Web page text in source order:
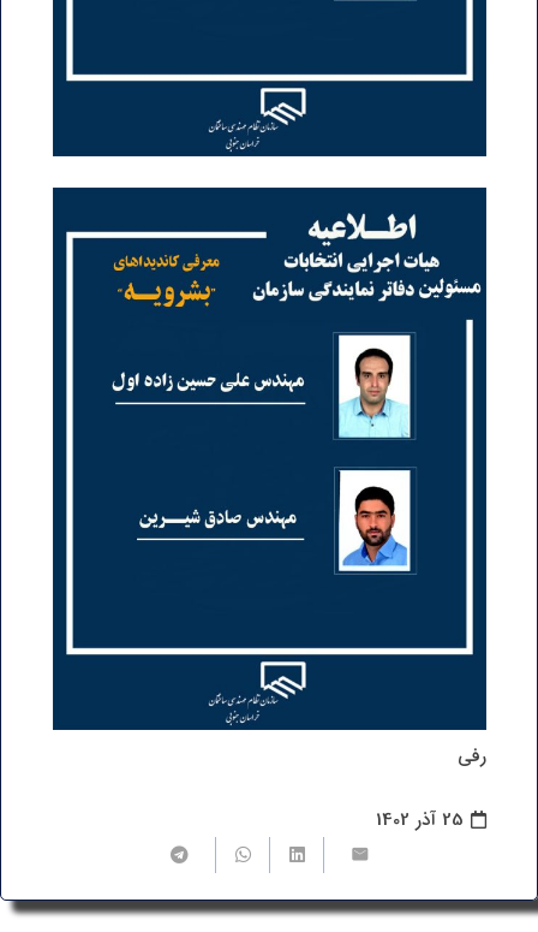
رفی
25 آذر 1402